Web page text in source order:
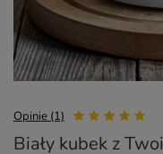
Opinie (1)
Biały kubek z